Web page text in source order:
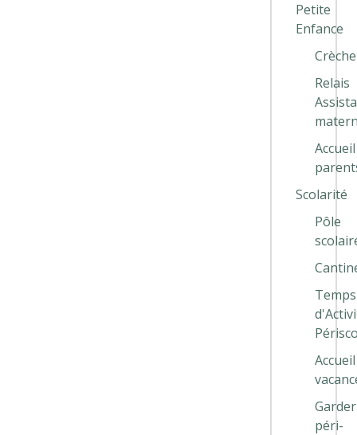
Petite
Enfance
Crèche
Relais
Accueil
Scolarité
Pôle
Temps
Accueil
péri-